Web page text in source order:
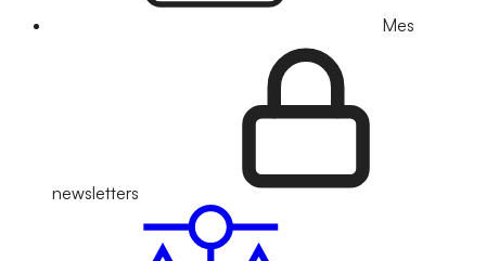
Mes
newsletters